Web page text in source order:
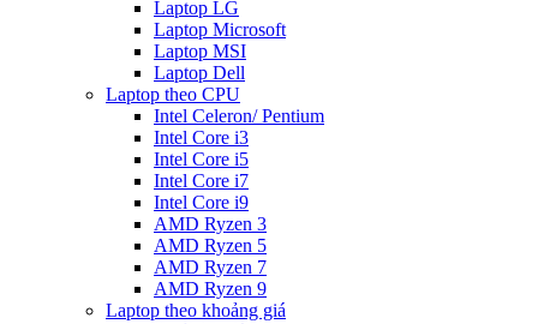
Laptop LG
Laptop Microsoft
Laptop MSI
Laptop Dell
Laptop theo CPU
Intel Celeron/ Pentium
Intel Core i3
Intel Core i5
Intel Core i7
Intel Core i9
AMD Ryzen 3
AMD Ryzen 5
AMD Ryzen 7
AMD Ryzen 9
Laptop theo khoảng giá